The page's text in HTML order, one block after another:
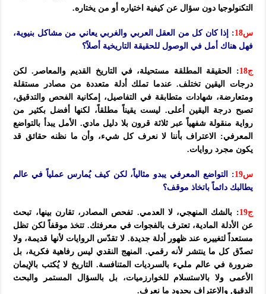
التكنولوجيا دون سؤال عن كيفية اختياره أو من يختاره.
س18
: إذا كان كل من العقل العربي والغربي يعاني من مشاكل بنيوية،
فهل هناك أمل في الوصول للحقيقة التاريخية أصلاً؟
ج18
: الحقيقة المطلقة مستحيلة، في التاريخ القديم والمعاصر. لكن
درجات اليقين تختلف. عندما تملك أدلة متعددة من مصادر مستقلة
ومتعارضة، شهادات متطابقة في التفاصيل، إمكانية الفحص والتدقيق،
تصبح درجة اليقين أعلى. ليست يقيناً مطلقاً، لكنها أفضل بكثير من
رواية منقولة شفهياً عبر ثلاثة قرون بلا دليل مادي. الأمل يبدأ بالتواضع
المعرفي: الاعتراف بأننا لا نعرف كل شيء، وأن ما نظنه حقائق قد
يكون مجرد روايات.
س19
: التواضع المعرفي يبدو مثالياً، لكن كيف يُمارس عملياً في عالم
يطالبك دائماً باتخاذ موقف؟
ج19
: بالشك المنهجي، لا العدمي. تفحص المصادر، تقارن بينها، تبحث
عن الأدلة المادية، تعترف بالفجوات في معرفتك. تتخذ موقفاً لكن تظل
مستعداً لتغييره عند ظهور أدلة جديدة. لا تقدّس الروايات لأنها قديمة، ولا
تصدّق كل ما ينتشر لأنه رقمي. المنهج النقدي ليس رفاهية فكرية، بل
ضرورة في عالم مليء بالسرديات المتنافسة. التاريخ لا يُكتب بالإيمان
الأعمى ولا بالاستسلام للخوارزميات، بل بالسؤال المستمر والبحث
الدقيق والاعتراف بحدود ما نعرف.